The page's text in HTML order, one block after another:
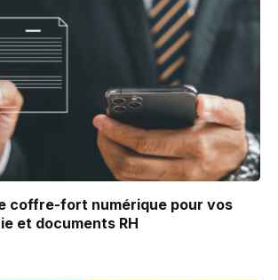
coffre-fort numérique pour vos
et documents RH